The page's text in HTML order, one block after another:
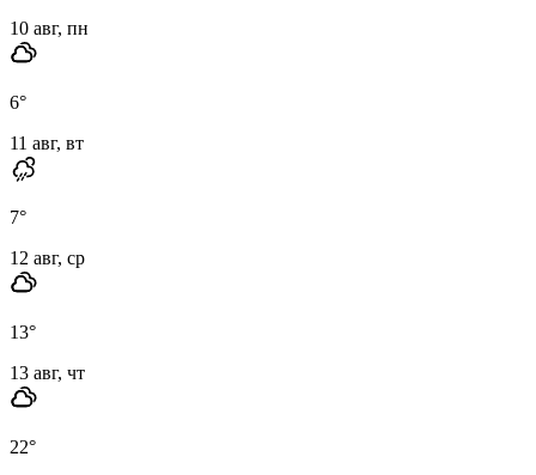
10 авг, пн
6°
11 авг, вт
7°
12 авг, ср
13°
13 авг, чт
22°